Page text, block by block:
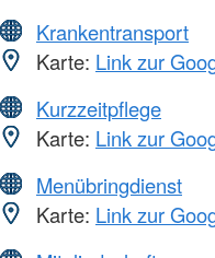
Krankentransport
Karte: Link zur
Kurzzeitpflege
Karte: Link zur
Menübringdienst
Karte: Link zur